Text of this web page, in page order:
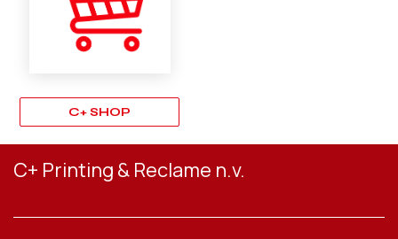
C+ SHOP
C+ Printing & Reclame n.v.